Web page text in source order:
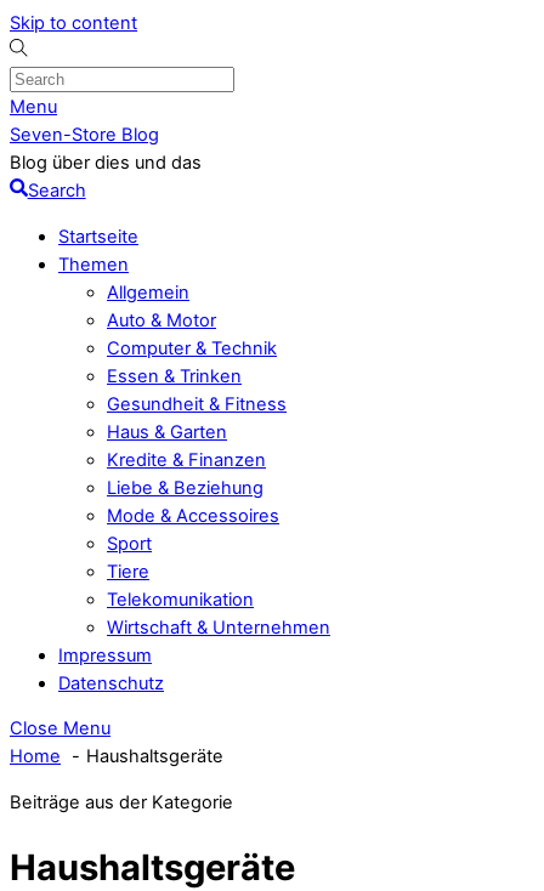
Skip to content
Menu
Seven-Store Blog
Blog über dies und das
Search
Startseite
Themen
Allgemein
Auto & Motor
Computer & Technik
Essen & Trinken
Gesundheit & Fitness
Haus & Garten
Kredite & Finanzen
Liebe & Beziehung
Mode & Accessoires
Sport
Tiere
Telekomunikation
Wirtschaft & Unternehmen
Impressum
Datenschutz
Close Menu
Home
Haushaltsgeräte
Beiträge aus der Kategorie
Haushaltsgeräte